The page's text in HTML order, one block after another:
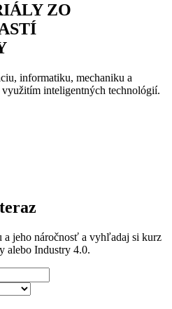
ZO
informatiku, mechaniku a
inteligentných technológií.
a jeho náročnosť a vyhľadaj si kurz
alebo Industry 4.0.